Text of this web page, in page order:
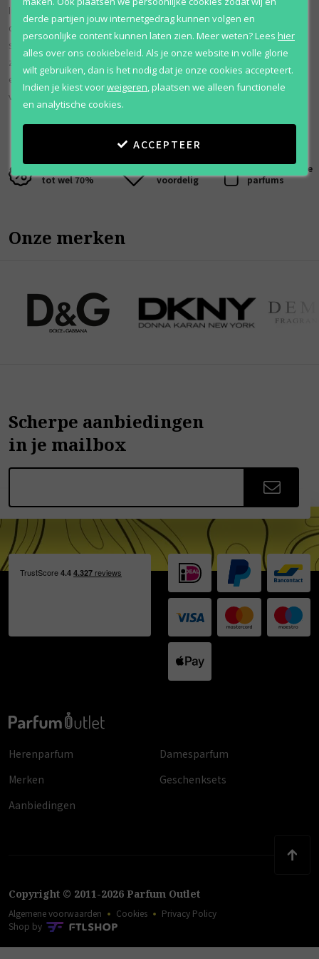
luxueuze en mysterieuze aard van de geur weerspiegelt. Het is meer
dan alleen een parfum, het is een uitdrukking van verfijnde
schoonheid en geraffineerde allure. Deze geur is perfect voor wie op
zoek is naar een geur die zelfvertrouwen en charme uitstraalt en is
een waar bewijs van de kunst van het parfumeren en de allure van
voortreffelijke ingrediënten.
Kortingen
tot wel 70%
Al 12 jaar
voordelig
100% originele
parfums
Onze merken
Scherpe aanbiedingen
in je mailbox
Herenparfum
Damesparfum
Merken
Geschenksets
Aanbiedingen
Copyright © 2011-2026 Parfum Outlet
Algemene voorwaarden Cookies
Privacy Policy
Shop by
derde partijen jouw internetgedrag kunnen volgen en
persoonlijke content kunnen laten zien. Meer weten?Lees hier
alles over ons cookiebeleid. Als je onze website in volle glorie
wilt gebruiken, dan is het nodig dat je onze cookies accepteert.
Indien je kiest voorweigeren plaatsen we alleen functionele
en analytische cookies.
ACCEPTEER